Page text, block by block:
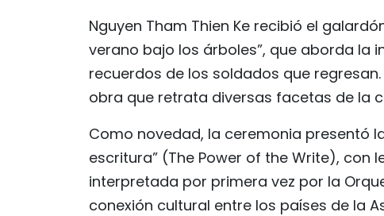
Nguyen Tham Thien Ke recibió el
verano bajo los árboles”, que aborda la
recuerdos de los soldados que
obra que retrata diversas facetas de la
Como novedad, la ceremonia presentó
escritura” (The Power of the Write),
interpretada por primera vez por la
conexión cultural entre los países de la